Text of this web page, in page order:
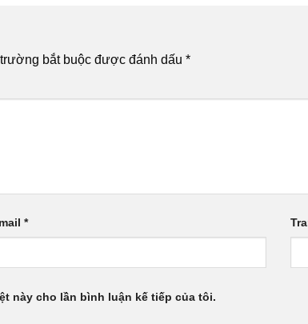
bắt buộc được đánh dấu *
*
này cho lần bình luận kế tiếp của tôi.